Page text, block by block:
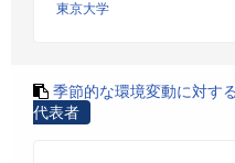
東京大学
季節的な環境変動に対す
代表者